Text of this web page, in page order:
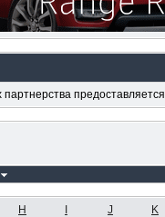
партнерства
H J K